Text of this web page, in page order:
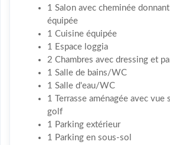
1 Salon avec cheminée
équipée
1 Cuisine équipée
1 Espace loggia
2 Chambres avec dressing et
1 Salle de bains/WC
1 Salle d'eau/WC
1 Terrasse aménagée avec vue
golf
1 Parking extérieur
1 Parking en sous-sol